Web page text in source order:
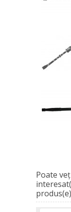
Poate
produs(e)